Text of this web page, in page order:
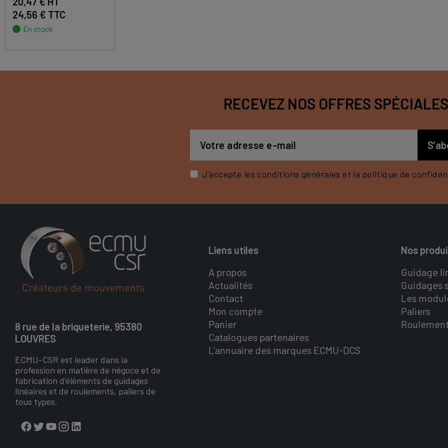
24,56 € TTC
En stock
RECEVEZ NOS OFFRES SPÉCIALES
J'accepte les conditions générales et la politique de
8 rue de la briqueterie, 95380
LOUVRES
ECMU-CSR est leader dans la
profession en matière de négoce et de
fabrication d’éléments de guidages
linéaires et de roulements, paliers de
tous types.
Liens utiles
A propos
Actualités
Contact
Mon compte
Panier
Catalogues partenaires
L'annuaire des marques ECMU-DCS
Nos
Guidage
Guidages
Les
Paliers